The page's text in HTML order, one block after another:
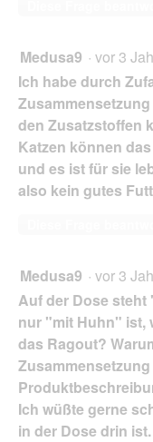
Medusa9 · vor 3
Ich habe durch
den Zusatzstoffen
Katzen können
und es ist für sie
also kein gutes
Medusa9 · vor 3
Auf der Dose
nur "mit Huhn" ist,
das Ragout?
Ich wüßte gerne
in der Dose drin